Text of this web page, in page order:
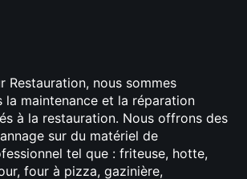
Restauration, nous sommes
la maintenance et la réparation
à la restauration. Nous offrons des
sur du matériel de
tel que : friteuse, hotte,
four à pizza, gazinière,